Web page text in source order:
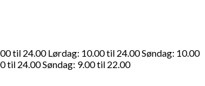
til 24.00 Lørdag: 10.00 til 24.00 Søndag: 10.00
til 24.00 Søndag: 9.00 til 22.00